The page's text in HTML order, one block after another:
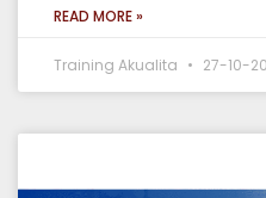
READ MORE »
Training Akualita 27-10-